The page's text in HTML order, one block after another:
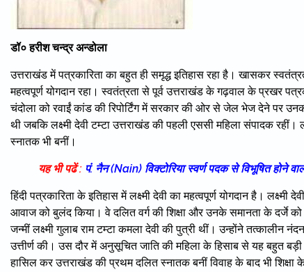
डॉ० हरीश चन्द्र अन्डोला
उत्तराखंड में पत्रकारिता का बहुत ही समृद्ध इतिहास रहा है। खासकर
महत्वपूर्ण योगदान रहा। स्वतंत्रता से पूर्व उत्तराखंड के गढ़वाल के प्रखर
चंदोला को रवाईं कांड की रिपोर्टिंग में सरकार की ओर से जेल भेज देने पर
थी जबकि लक्ष्मी देवी टम्टा उत्तराखंड की पहली एससी महिला संपादक रहीं।
स्नातक भी बनीं।
यह भी पढें : पं. नैन (Nain) विक्टोरिया स्वर्ण पदक से विभूषित होने
हिंदी पत्रकारिता के इतिहास में लक्ष्मी देवी का महत्वपूर्ण योगदान है।
आवाज को बुलंद किया। वे दलित वर्ग की शिक्षा और उनके समानता के दर्जे
जन्मीं लक्ष्मी गुलाब राम टम्टा कमला देवी की पुत्री थीं। उन्होंने तत्कालीन
उत्तीर्ण की। उस दौर में अनुसूचित जाति की महिला के हिसाब से यह बहुत
हासिल कर उत्तराखंड की प्रथम दलित स्नातक बनीं विवाह के बाद भी शिक्षा